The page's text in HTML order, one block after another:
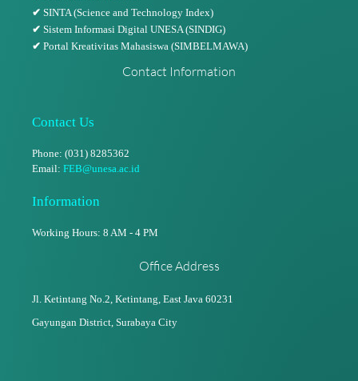
✔ SINTA (Science and Technology Index)
✔ Sistem Informasi Digital UNESA (SINDIG)
✔ Portal Kreativitas Mahasiswa (SIMBELMAWA)
Contact Information
Contact Us
Phone: (031) 8285362
Email: FEB@unesa.ac.id
Information
Working Hours: 8 AM - 4 PM
Office Address
Jl. Ketintang No.2, Ketintang, East Java 60231
Gayungan District, Surabaya City